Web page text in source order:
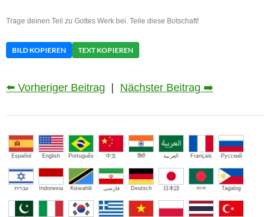
Trage deinen Teil zu Gottes Werk bei. Teile diese Botschaft!
BILD KOPIEREN TEXT KOPIEREN
⬅️ Vorheriger Beitrag Nächster Beitrag ➡️
Español English Português 中文 हिंदी العربية Français Русский
עברית Indonesia Kiswahili فارسی Deutsch 日本語 বাংলা Tagalog